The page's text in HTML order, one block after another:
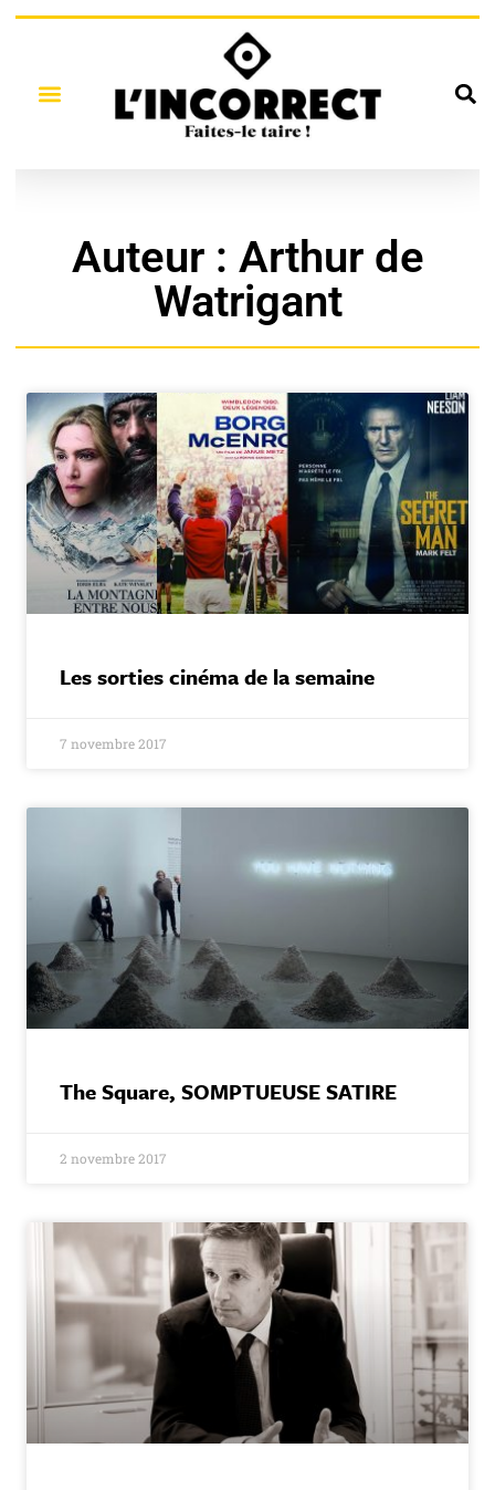
Auteur : Arthur de
Watrigant
Les sorties cinéma de la semaine
7 novembre 2017
The Square, SOMPTUEUSE SATIRE
2 novembre 2017